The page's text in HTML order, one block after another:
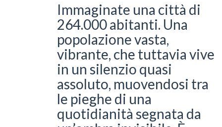
Immaginate una città di
264.000 abitanti. Una
popolazione vasta,
vibrante, che tuttavia vive
in un silenzio quasi
assoluto, muovendosi tra
le pieghe di una
quotidianità segnata da